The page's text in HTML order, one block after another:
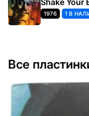
1976 1 В
Все